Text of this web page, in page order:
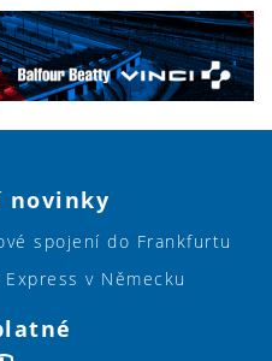
novinky
spojení do Frankfurtu
v Německu